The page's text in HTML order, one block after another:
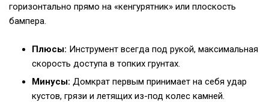
горизонтально прямо на «кенгурятник» или плоскость
бампера.
Плюсы: Инструмент всегда под рукой, максимальная
скорость доступа в топких грунтах.
Минусы: Домкрат первым принимает на себя удар
кустов, грязи и летящих из-под колес камней.